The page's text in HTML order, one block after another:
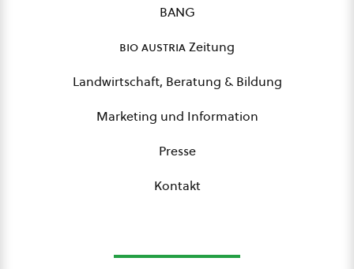
BANG
bio austriaZeitung
Landwirtschaft, Beratung & Bildung
Marketing und Information
Presse
Kontakt